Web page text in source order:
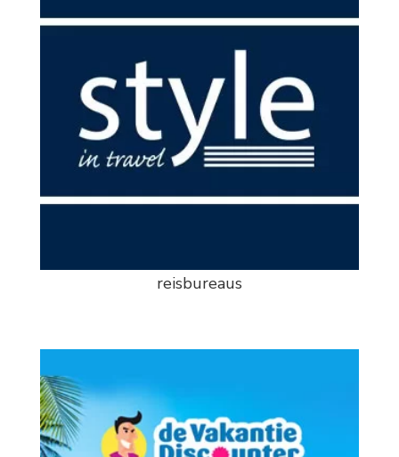
reisbureaus